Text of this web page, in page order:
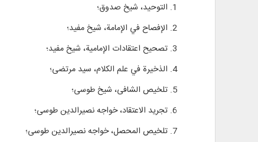
1. التوحید، شيخ صدوق؛
2. الإفصاح في الإمامة، شيخ مفيد؛
3. تصحيح اعتقادات الإمامية، شيخ مفيد؛
4. الذخيرة في علم الكلام، سيد مرتضی؛
5. تلخیص الشافی، شيخ طوسی؛
6. تجرید الاعتقاد، خواجه نصيرالدين طوسی؛
7. تلخیص المحصل، خواجه نصيرالدين طوسی؛